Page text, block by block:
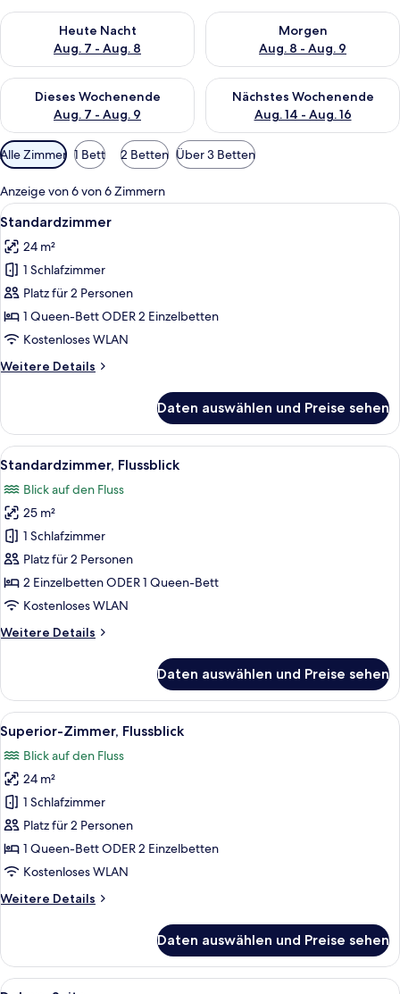
Heute Nacht
Aug. 7 - Aug. 8
Überprüfe die Verfügbarkeit für heute Nacht, Aug. 7 - Aug. 8.
Morgen
Aug. 8 - Aug. 9
Überprüfe die Verfügbarkeit
Dieses Wochenende
Aug. 7 - Aug. 9
Überprüfe die Verfügbarkeit für dieses Wochenende, Aug. 7
Nächstes Wochenende
Aug. 14 - Aug. 16
Überprüfe die Verfügbarkeit
Verfügbare
Filter
für
Zimmer
Alle Zimmer 1 Bett 2 Betten Über 3 Betten
Anzeige von 6 von 6 Zimmern
Alle
Fotos
für
Standardzimmer
anzeigen
Minibar, Zimmersafe, Schreibtisch,
6
Standardzimmer
24 m²
1 Schlafzimmer
Platz für 2 Personen
1 Queen-Bett ODER 2 Einzelbetten
Kostenloses WLAN
Weitere Details
Weitere
Daten auswählen und Preise sehen
Alle
Fotos
für
Standardzimmer,
Flussblick
anzeigen
Ein modernes Hotelzimmer mit
7
Standardzimmer, Flussblick
Blick auf den Fluss
25 m²
1 Schlafzimmer
Platz für 2 Personen
2 Einzelbetten ODER 1 Queen-Bett
Kostenloses WLAN
Weitere Details
Weitere
Flussblick
Daten auswählen und Preise sehen
Alle
Fotos
für
Superior-
Zimmer,
Flussblick
anzeigen
Ein modernes Hotelzimmer mit
8
Superior-Zimmer, Flussblick
Blick auf den Fluss
24 m²
1 Schlafzimmer
Platz für 2 Personen
1 Queen-Bett ODER 2 Einzelbetten
Kostenloses WLAN
Weitere Details
Weitere
Zimmer,
Flussblick
Daten auswählen und Preise sehen
Alle
Ein Hotelzimmer mit einem großen